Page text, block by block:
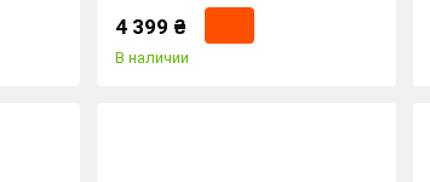
4 399 ₴
В наличии